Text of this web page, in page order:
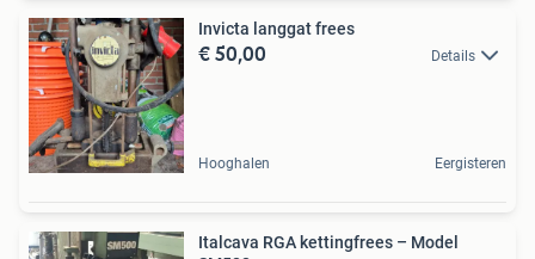
Invicta langgat frees
€ 50,00 Details
Hooghalen Eergisteren
Italcava RGA kettingfrees – Model